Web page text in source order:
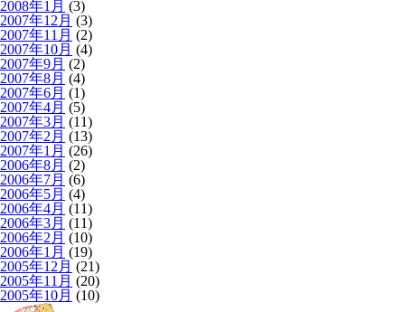
2008年1月 (3)
2007年12月 (3)
2007年11月 (2)
2007年10月 (4)
2007年9月 (2)
2007年8月 (4)
2007年6月 (1)
2007年4月 (5)
2007年3月 (11)
2007年2月 (13)
2007年1月 (26)
2006年8月 (2)
2006年7月 (6)
2006年5月 (4)
2006年4月 (11)
2006年3月 (11)
2006年2月 (10)
2006年1月 (19)
2005年12月 (21)
2005年11月 (20)
2005年10月 (10)